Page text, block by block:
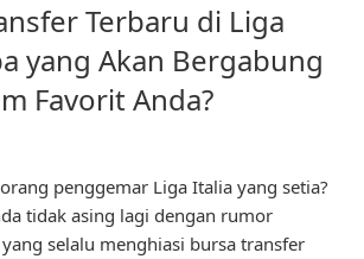
Terbaru di Liga
yang Akan Bergabung
Favorit Anda?
penggemar Liga Italia yang setia?
tidak asing lagi dengan rumor
selalu menghiasi bursa transfer